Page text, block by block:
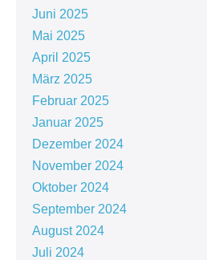
Juni 2025
Mai 2025
April 2025
März 2025
Februar 2025
Januar 2025
Dezember 2024
November 2024
Oktober 2024
September 2024
August 2024
Juli 2024